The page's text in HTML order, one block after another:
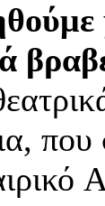
που